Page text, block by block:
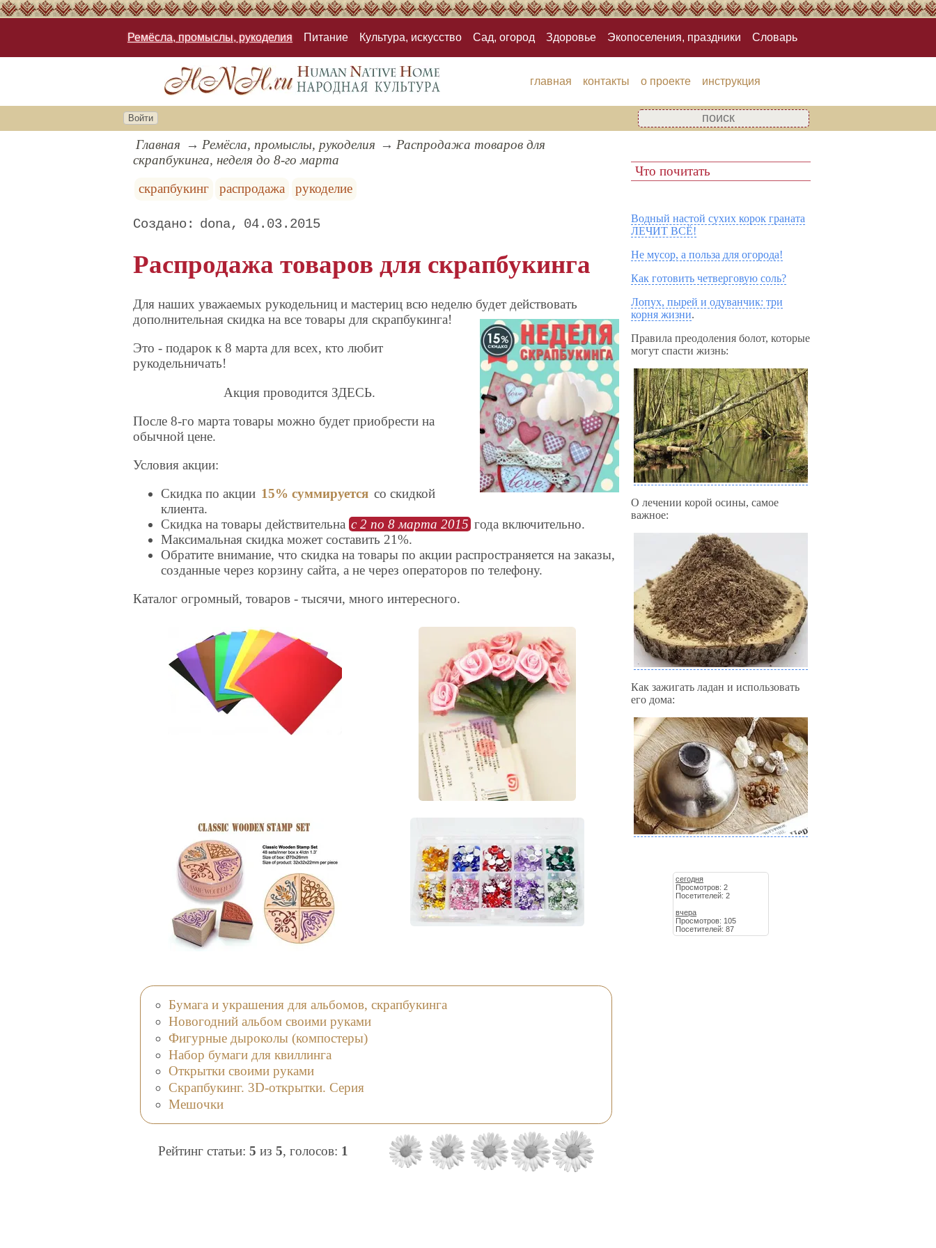
Ремёсла, промыслы, рукоделия Питание Культура, искусство Сад, огород Здоровье Экопоселения, праздники Словарь
главная контакты о проекте инструкция
Войти
Главная Ремёсла, промыслы, рукоделия
Распродажа товаров для
скрапбукинга, неделя до 8-го марта
скрапбукинг
распродажа рукоделие
dona 04.03.2015
Распродажа товаров для скрапбукинга
Для наших уважаемых рукодельниц и мастериц всю неделю будет действовать
дополнительная скидка на все товары для скрапбукинга!
Это - подарок к 8 марта для всех, кто любит
рукодельничать!
Акция проводится ЗДЕСЬ.
После 8-го марта товары можно будет приобрести на
обычной цене.
Условия акции:
Скидка по акции 15% суммируется со скидкой
клиента.
Скидка на товары действительнас 2 по 8 марта 2015 года включительно.
Максимальная скидка может составить 21%.
Обратите внимание, что скидка на товары по акции распространяется на заказы,
созданные через корзину сайта, а не через операторов по телефону.
Каталог огромный, товаров - тысячи, много интересного.
Бумага и украшения для альбомов, скрапбукинга
Новогодний альбом своими руками
Фигурные дыроколы (компостеры)
Набор бумаги для квиллинга
Открытки своими руками
Скрапбукинг. 3D-открытки. Серия
Мешочки
Рейтинг статьи:5 из5, голосов: 1
Что почитать
Водный настой сухих корок граната
ЛЕЧИТ ВСЁ!
Не мусор, а польза для огорода!
Как готовить четверговую соль?
Лопух, пырей и одуванчик: три
корня жизни.
Правила преодоления болот, которые
могут спасти жизнь:
О лечении корой осины, самое
важное:
Как зажигать ладан и использовать
его дома:
сегодня
Просмотров: 2
Посетителей: 2
вчера
Просмотров: 105
Посетителей: 87